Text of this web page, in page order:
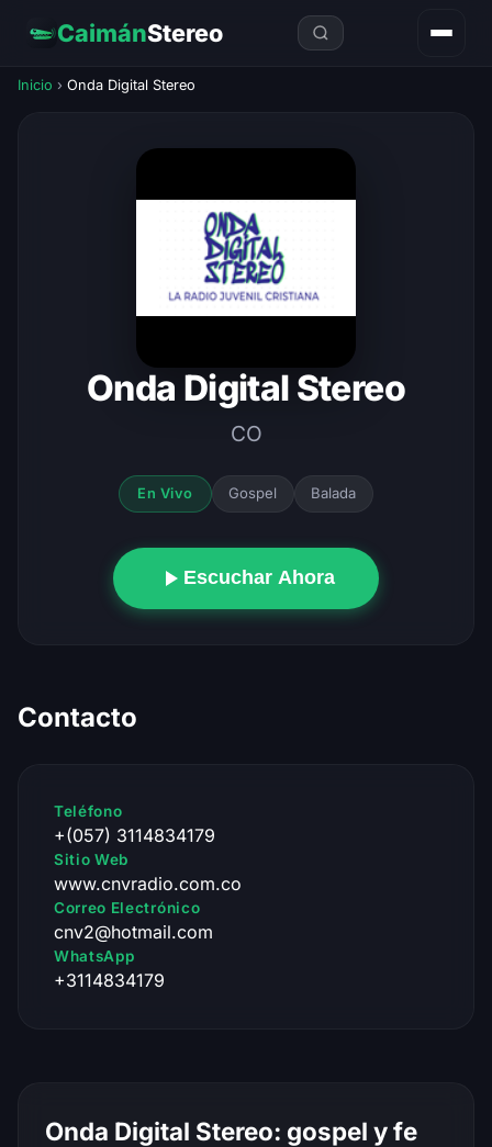
CaimánStereo
Inicio › Onda Digital Stereo
Onda Digital Stereo
CO
En Vivo Gospel Balada
Escuchar Ahora
Contacto
Teléfono
+(057) 3114834179
Sitio Web
www.cnvradio.com.co
Correo Electrónico
cnv2@hotmail.com
WhatsApp
+3114834179
Onda Digital Stereo: gospel y fe